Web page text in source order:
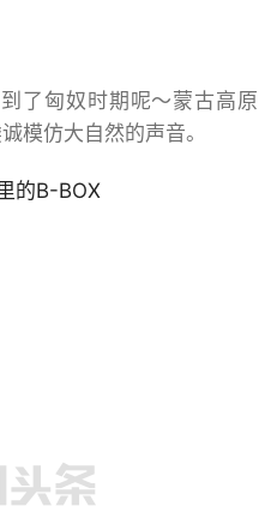
了匈奴时期呢～蒙古高原
模仿大自然的声音。